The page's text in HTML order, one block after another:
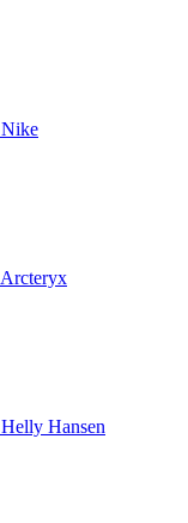
Nike
Arcteryx
Helly Hansen